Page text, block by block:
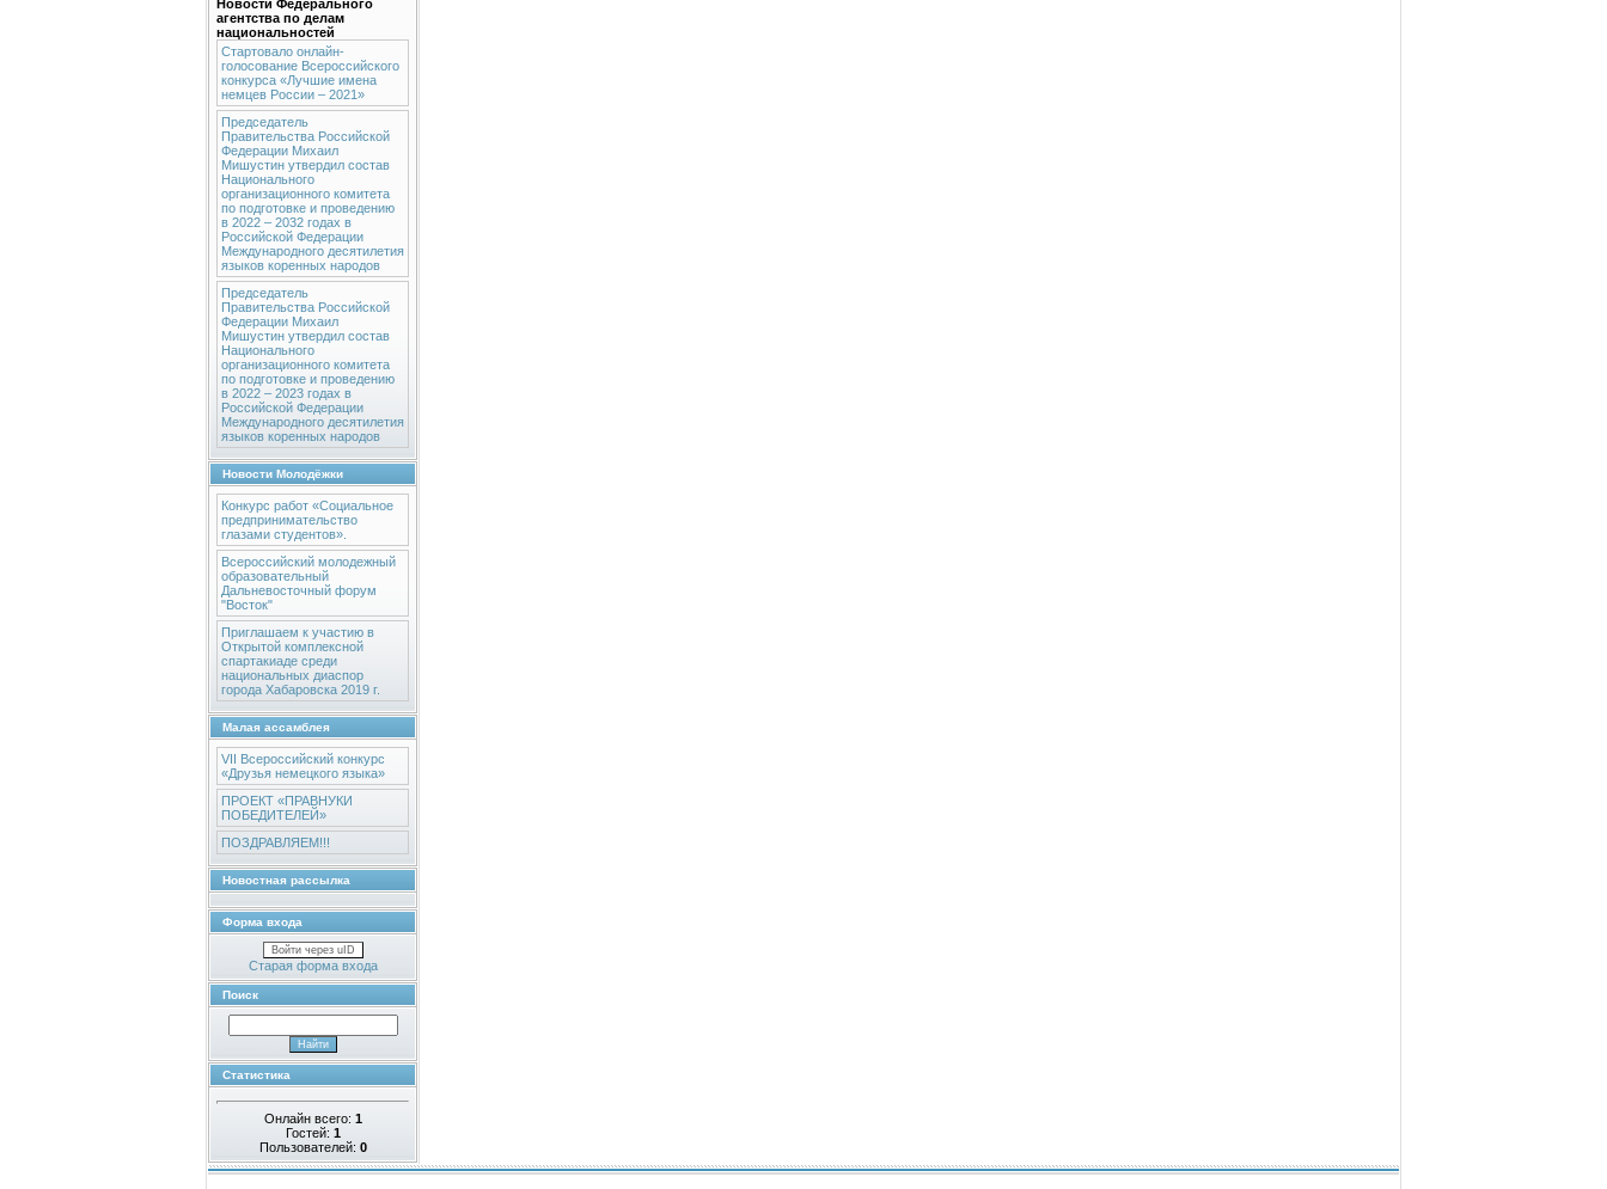
Новости Федерального
агентства по делам
национальностей
Стартовало онлайн-
голосование Всероссийского
конкурса «Лучшие имена
немцев России – 2021»
Председатель
Правительства Российской
Федерации Михаил
Мишустин утвердил состав
Национального
организационного комитета
по подготовке и проведению
в 2022 – 2032 годах в
Российской Федерации
Международного десятилетия
языков коренных народов
Председатель
Правительства Российской
Федерации Михаил
Мишустин утвердил состав
Национального
организационного комитета
по подготовке и проведению
в 2022 – 2023 годах в
Российской Федерации
Международного десятилетия
языков коренных народов
Новости Молодёжки
Конкурс работ «Социальное
предпринимательство
глазами студентов».
Всероссийский молодежный
образовательный
Дальневосточный форум
"Восток"
Приглашаем к участию в
Открытой комплексной
спартакиаде среди
национальных диаспор
города Хабаровска 2019 г.
Малая ассамблея
VII Всероссийский конкурс
«Друзья немецкого языка»
ПРОЕКТ «ПРАВНУКИ
ПОБЕДИТЕЛЕЙ»
ПОЗДРАВЛЯЕМ!!!
Новостная рассылка
Форма входа
Войти через uID
Старая форма входа
Поиск
Статистика
Онлайн всего: 1
Гостей: 1
Пользователей: 0